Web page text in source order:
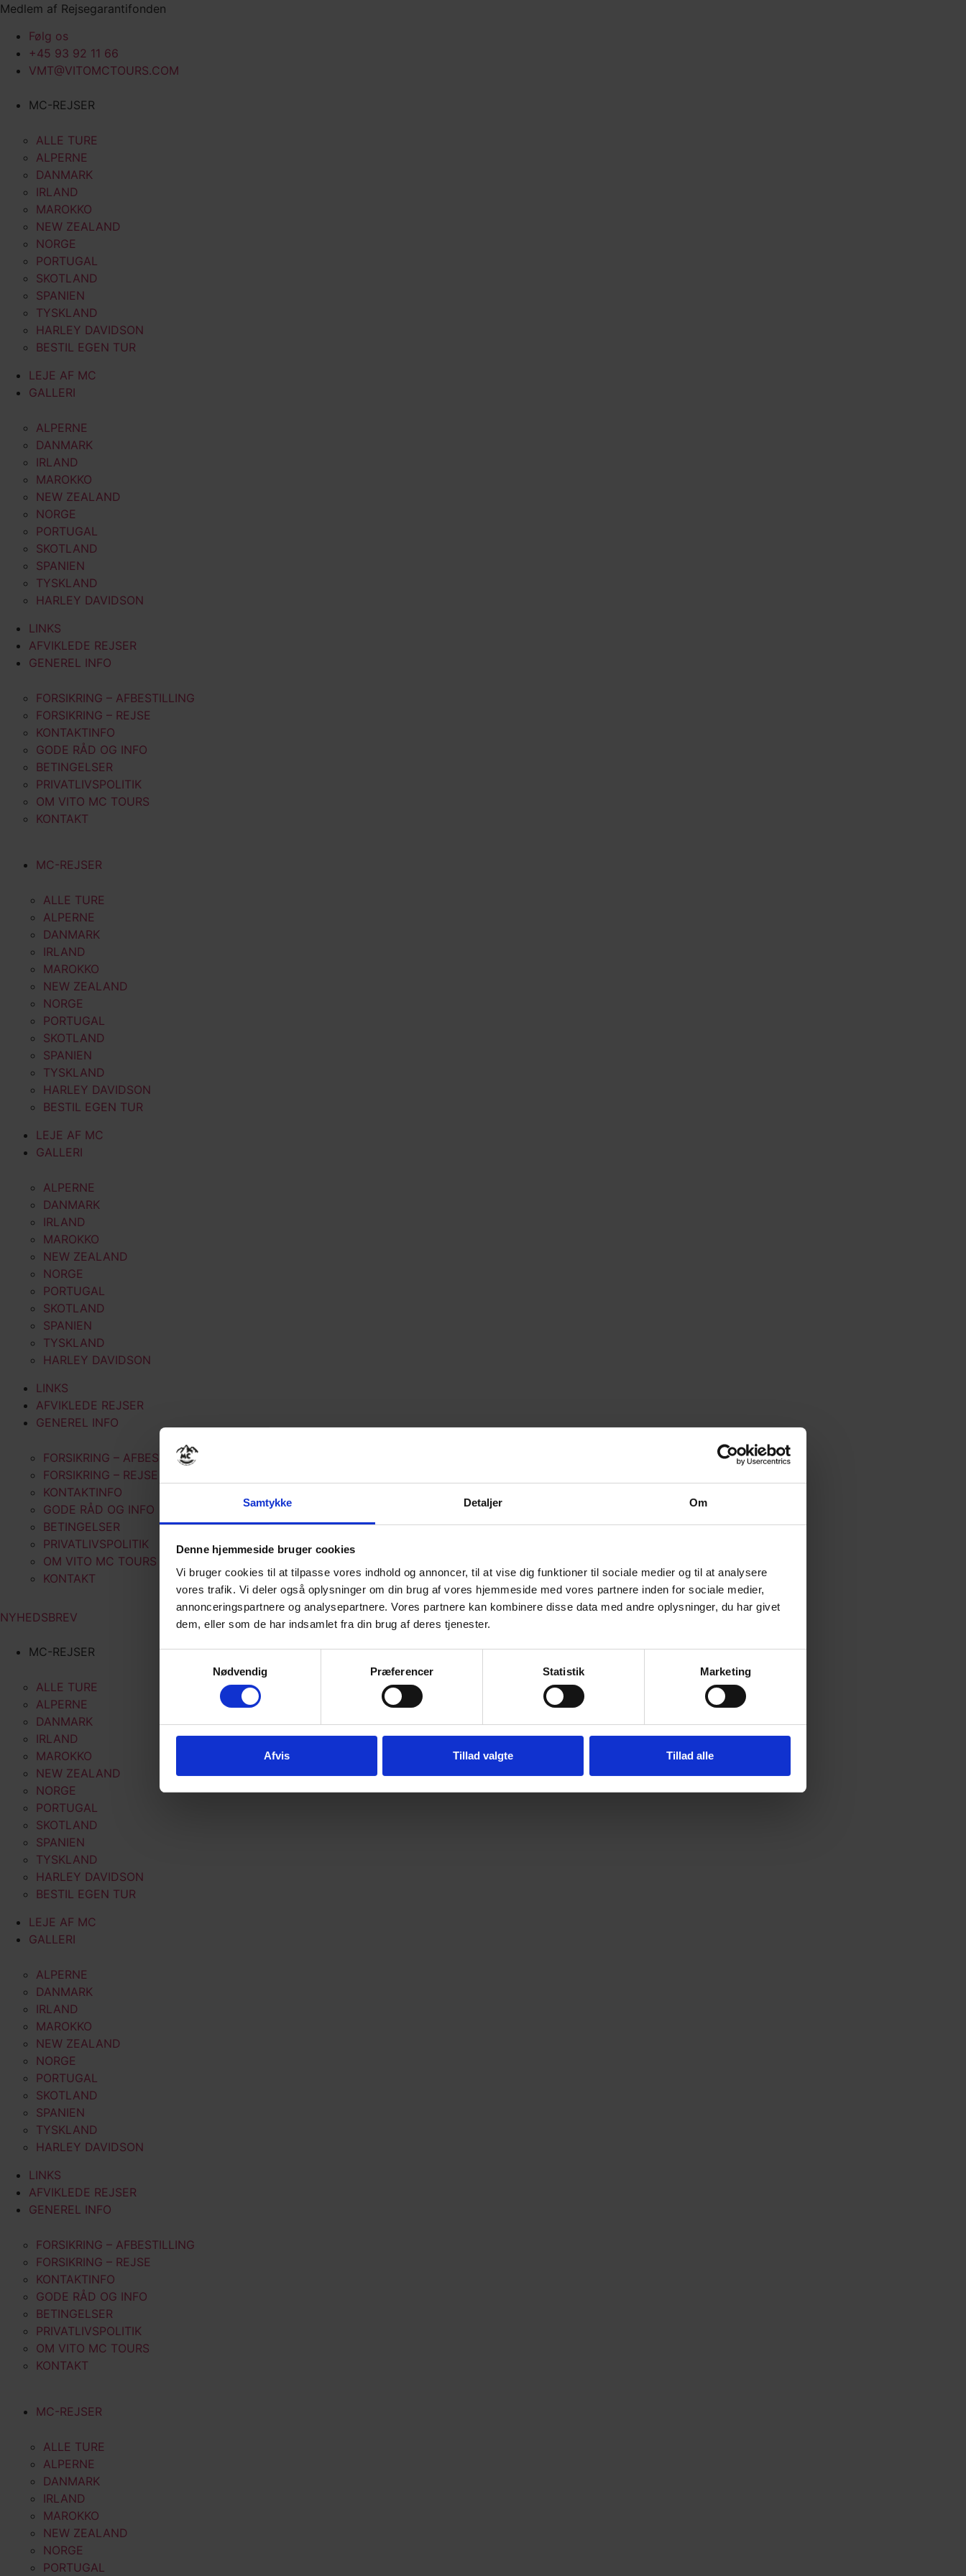
Samtykke Detaljer Om
Denne hjemmeside bruger cookies
Vi bruger cookies til at tilpasse vores indhold og annoncer, til at vise dig funktioner til sociale medier og til at analysere
vores trafik. Vi deler også oplysninger om din brug af vores hjemmeside med vores partnere inden for sociale medier,
annonceringspartnere og analysepartnere. Vores partnere kan kombinere disse data med andre oplysninger, du har givet
dem, eller som de har indsamlet fra din brug af deres tjenester.
Nødvendig
Præferencer Statistik Marketing
Afvis Tillad valgte Tillad alle
Videre
indhold
Medlem af Rejsegarantifonden
Følg os
+45 93 92 11 66
VMT@VITOMCTOURS.COM
MC-REJSER
ALLE TURE
ALPERNE
DANMARK
IRLAND
MAROKKO
NEW ZEALAND
NORGE
PORTUGAL
SKOTLAND
SPANIEN
TYSKLAND
HARLEY DAVIDSON
BESTIL EGEN TUR
LEJE AF MC
GALLERI
ALPERNE
DANMARK
IRLAND
MAROKKO
NEW ZEALAND
NORGE
PORTUGAL
SKOTLAND
SPANIEN
TYSKLAND
HARLEY DAVIDSON
LINKS
AFVIKLEDE REJSER
GENEREL INFO
FORSIKRING – AFBESTILLING
FORSIKRING – REJSE
KONTAKTINFO
GODE RÅD OG INFO
BETINGELSER
PRIVATLIVSPOLITIK
OM VITO MC TOURS
KONTAKT
MC-REJSER
ALLE TURE
ALPERNE
DANMARK
IRLAND
MAROKKO
NEW ZEALAND
NORGE
PORTUGAL
SKOTLAND
SPANIEN
TYSKLAND
HARLEY DAVIDSON
BESTIL EGEN TUR
LEJE AF MC
GALLERI
ALPERNE
DANMARK
IRLAND
MAROKKO
NEW ZEALAND
NORGE
PORTUGAL
SKOTLAND
SPANIEN
TYSKLAND
HARLEY DAVIDSON
LINKS
AFVIKLEDE REJSER
GENEREL INFO
FORSIKRING – AFBESTILLING
FORSIKRING – REJSE
KONTAKTINFO
GODE RÅD OG INFO
BETINGELSER
PRIVATLIVSPOLITIK
OM VITO MC TOURS
KONTAKT
NYHEDSBREV
MC-REJSER
ALLE TURE
ALPERNE
DANMARK
IRLAND
MAROKKO
NEW ZEALAND
NORGE
PORTUGAL
SKOTLAND
SPANIEN
TYSKLAND
HARLEY DAVIDSON
BESTIL EGEN TUR
LEJE AF MC
GALLERI
ALPERNE
DANMARK
IRLAND
MAROKKO
NEW ZEALAND
NORGE
PORTUGAL
SKOTLAND
SPANIEN
TYSKLAND
HARLEY DAVIDSON
LINKS
AFVIKLEDE REJSER
GENEREL INFO
FORSIKRING – AFBESTILLING
FORSIKRING – REJSE
KONTAKTINFO
GODE RÅD OG INFO
BETINGELSER
PRIVATLIVSPOLITIK
OM VITO MC TOURS
KONTAKT
MC-REJSER
ALLE TURE
ALPERNE
DANMARK
IRLAND
MAROKKO
NEW ZEALAND
NORGE
PORTUGAL